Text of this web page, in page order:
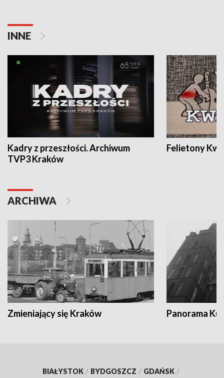
INNE
Kadry z przeszłości. Archiwum
TVP3 Kraków
Felietony
ARCHIWA
Zmieniający się Kraków Panorama
BIAŁYSTOK / BYDGOSZCZ / GDAŃSK /